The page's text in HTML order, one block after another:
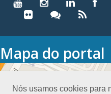
Nós usamos cookies para
Mapa do portal
HOME
Conselho Diretor